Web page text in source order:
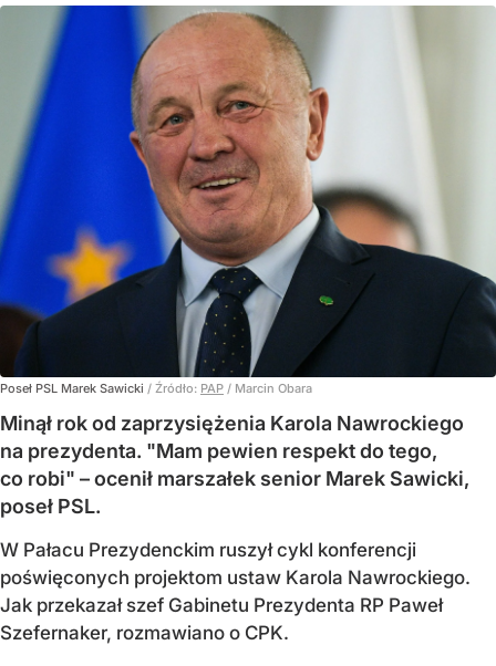
Poseł PSL Marek Sawicki / Źródło: PAP / Marcin Obara
Minął rok od zaprzysiężenia Karola Nawrockiego
na prezydenta. "Mam pewien respekt do tego,
co robi" – ocenił marszałek senior Marek Sawicki,
poseł PSL.
W Pałacu Prezydenckim ruszył cykl konferencji
poświęconych projektom ustaw Karola Nawrockiego.
Jak przekazał szef Gabinetu Prezydenta RP Paweł
Szefernaker, rozmawiano o CPK.